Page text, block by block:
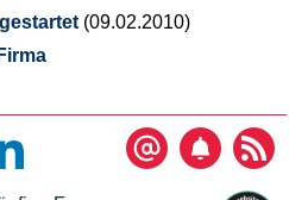
(09.02.2010)